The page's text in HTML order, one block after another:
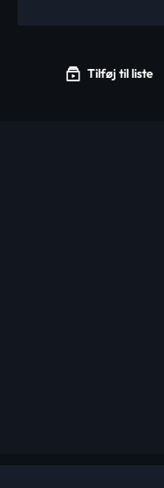
Tilføj til liste